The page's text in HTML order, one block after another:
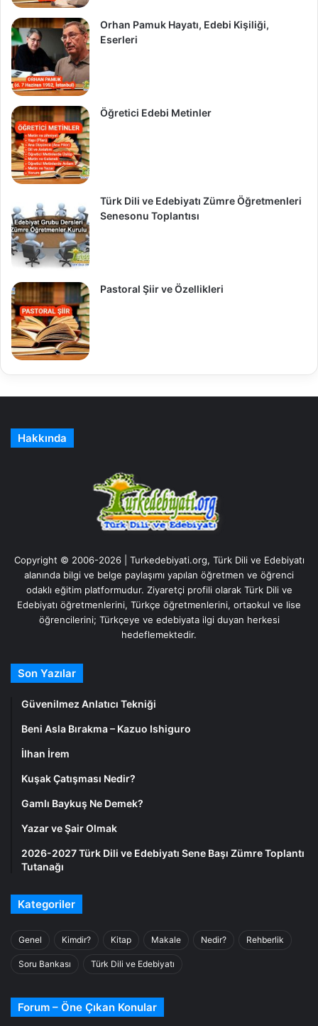
Orhan Pamuk Hayatı, Edebi Kişiliği,
Eserleri
Öğretici Edebi Metinler
Türk Dili ve Edebiyatı Zümre Öğretmenleri
Senesonu Toplantısı
Pastoral Şiir ve Özellikleri
Hakkında
Copyright © 2006-2026 | Turkedebiyati.org, Türk Dili ve Edebiyatı
alanında bilgi ve belge paylaşımı yapılan öğretmen ve öğrenci
odaklı eğitim platformudur. Ziyaretçi profili olarak Türk Dili ve
Edebiyatı öğretmenlerini, Türkçe öğretmenlerini, ortaokul ve lise
öğrencilerini; Türkçeye ve edebiyata ilgi duyan herkesi
hedeflemektedir.
Son Yazılar
Güvenilmez Anlatıcı Tekniği
Beni Asla Bırakma – Kazuo Ishiguro
İlhan İrem
Kuşak Çatışması Nedir?
Gamlı Baykuş Ne Demek?
Yazar ve Şair Olmak
2026-2027 Türk Dili ve Edebiyatı Sene Başı Zümre Toplantı
Tutanağı
Kategoriler
Genel Kimdir? Kitap Makale Nedir? Rehberlik
Soru Bankası Türk Dili ve Edebiyatı
Forum – Öne Çıkan Konular